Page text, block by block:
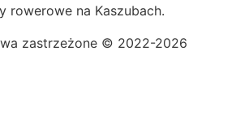
rowerowe na Kaszubach.
zastrzeżone © 2022-2026